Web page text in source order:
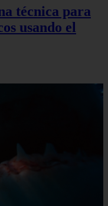
técnica para
usando el